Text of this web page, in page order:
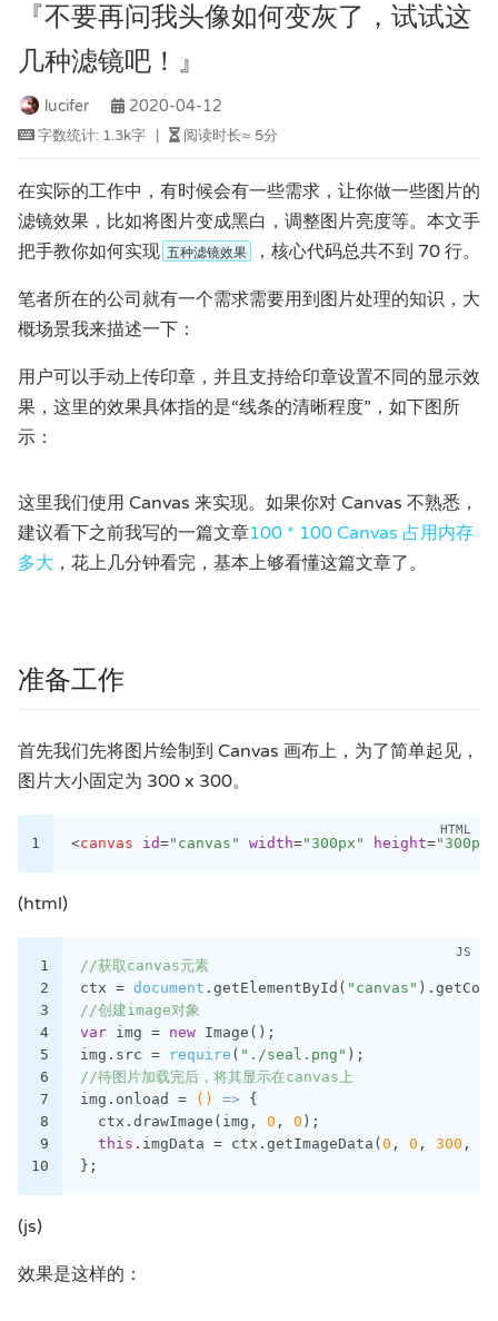
『不要再问我头像如何变灰了，试试这
几种滤镜吧！』
lucifer 2020-04-12
字数统计: 1.3k字 阅读时长≈ 5分
在实际的工作中，有时候会有一些需求，让你做一些图片的
滤镜效果，比如将图片变成黑白，调整图片亮度等。本文手
把手教你如何实现 五种滤镜效果 ，核心代码总共不到 70 行。
笔者所在的公司就有一个需求需要用到图片处理的知识，大
概场景我来描述一下：
用户可以手动上传印章，并且支持给印章设置不同的显示效
果，这里的效果具体指的是“线条的清晰程度”，如下图所
示：
这里我们使用 Canvas 来实现。如果你对 Canvas 不熟悉，
建议看下之前我写的一篇文章100 * 100 Canvas 占用内存
多大 ，花上几分钟看完，基本上够看懂这篇文章了。
准备工作
首先我们先将图片绘制到 Canvas 画布上，为了简单起见，
图片大小固定为 300 x 300。
1 <canvas id="canvas" width="300px" height="300px"
(html)
1
2
3
4
5
6
7
8
9
10
//获取canvas元素
ctx = document .getElementById( "canvas"
//创建image对象
var img = new Image();
img.src =
require ( "./seal.png" );
//待图片加载完后，将其显示在canvas上
img.onload =
() => {
  ctx.drawImage(img,
0 , 0 );
this .imgData = ctx.getImageData( 0 , 0 , 300 ,
};
(js)
效果是这样的：